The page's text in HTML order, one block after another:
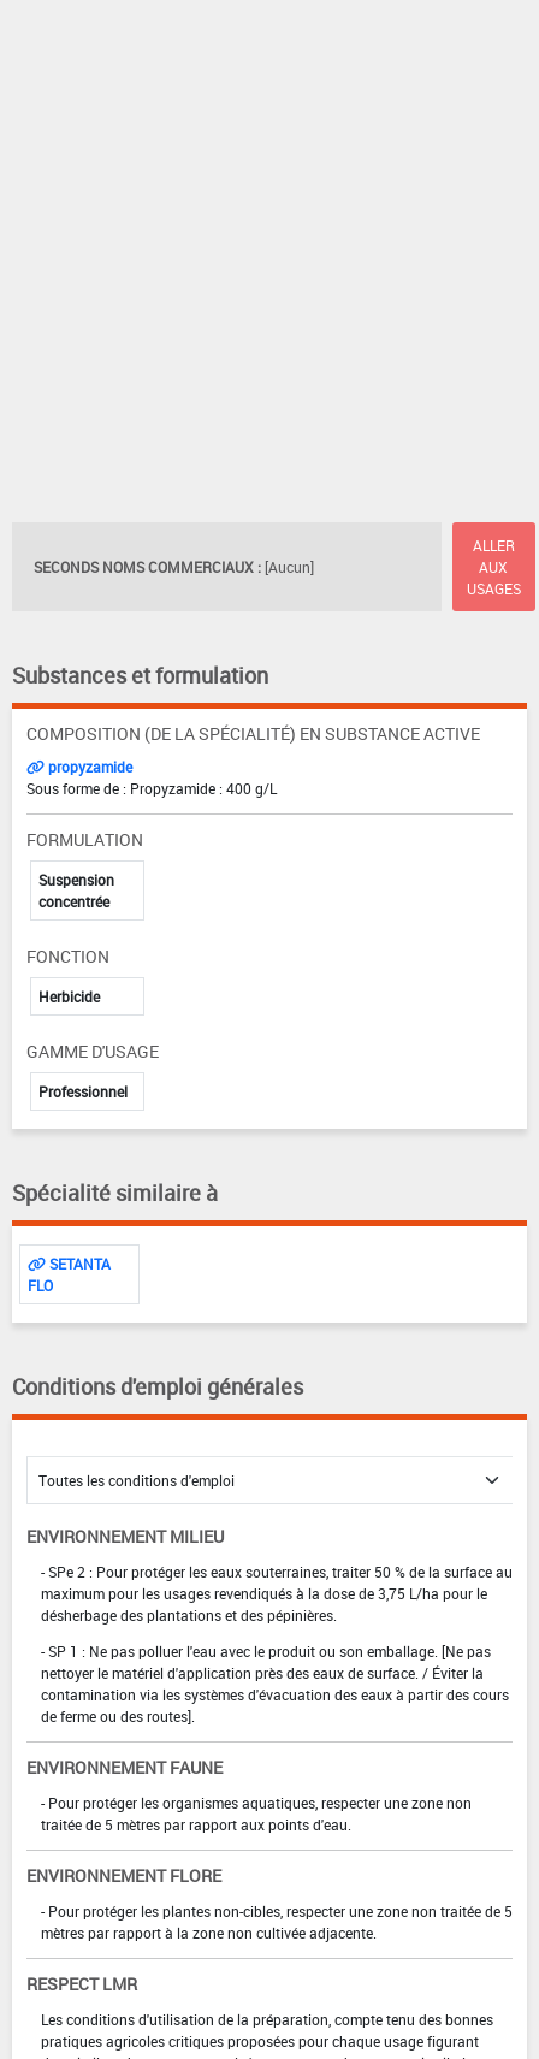
SECONDS NOMS COMMERCIAUX : [Aucun]
ALLER
AUX
USAGES
Substances et formulation
COMPOSITION (DE LA SPÉCIALITÉ) EN SUBSTANCE ACTIVE
propyzamide
Sous forme de : Propyzamide : 400 g/L
FORMULATION
Suspension
concentrée
FONCTION
Herbicide
GAMME D'USAGE
Professionnel
Spécialité similaire à
SETANTA
FLO
Conditions d'emploi générales
ENVIRONNEMENT MILIEU
- SPe 2 : Pour protéger les eaux souterraines, traiter 50 % de la surface au
maximum pour les usages revendiqués à la dose de 3,75 L/ha pour le
désherbage des plantations et des pépinières.
- SP 1 : Ne pas polluer l'eau avec le produit ou son emballage. [Ne pas
nettoyer le matériel d'application près des eaux de surface. / Éviter la
contamination via les systèmes d'évacuation des eaux à partir des cours
de ferme ou des routes].
ENVIRONNEMENT FAUNE
- Pour protéger les organismes aquatiques, respecter une zone non
traitée de 5 mètres par rapport aux points d'eau.
ENVIRONNEMENT FLORE
- Pour protéger les plantes non-cibles, respecter une zone non traitée de 5
mètres par rapport à la zone non cultivée adjacente.
RESPECT LMR
Les conditions d'utilisation de la préparation, compte tenu des bonnes
pratiques agricoles critiques proposées pour chaque usage figurant